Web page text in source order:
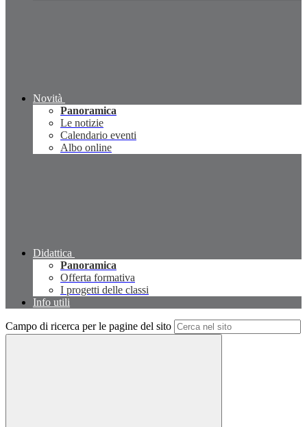
Novità
Panoramica
Le notizie
Calendario eventi
Albo online
Didattica
Panoramica
Offerta formativa
I progetti delle classi
Info utili
Campo di ricerca per le pagine del sito